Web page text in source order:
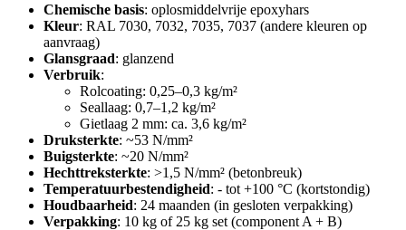
Chemische basis: oplosmiddelvrije epoxyhars
Kleur: RAL 7030, 7032, 7035, 7037 (andere kleuren op
aanvraag)
Glansgraad: glanzend
Verbruik:
Rolcoating: 0,25–0,3 kg/m²
Seallaag: 0,7–1,2 kg/m²
Gietlaag 2 mm: ca. 3,6 kg/m²
Druksterkte: ~53 N/mm²
Buigsterkte: ~20 N/mm²
Hechttreksterkte: >1,5 N/mm² (betonbreuk)
Temperatuurbestendigheid: - tot +100 °C (kortstondig)
Houdbaarheid: 24 maanden (in gesloten verpakking)
Verpakking: 10 kg of 25 kg set (component A + B)